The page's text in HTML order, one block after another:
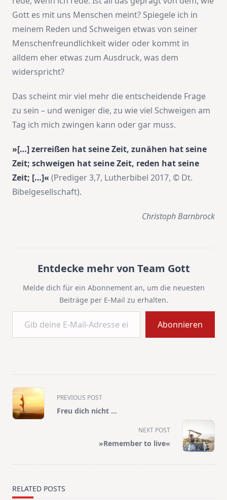
Gott es mit uns Menschen meint? Spiegele ich in
meinem Reden und Schweigen etwas von seiner
Menschenfreundlichkeit wider oder kommt in
alldem eher etwas zum Ausdruck, was dem
widerspricht?
Das scheint mir viel mehr die entscheidende Frage
zu sein – und weniger die, zu wie viel Schweigen am
Tag ich mich zwingen kann oder gar muss.
»[…] zerreißen hat seine Zeit, zunähen hat seine
Zeit; schweigen hat seine Zeit, reden hat seine
Zeit; […]« (Prediger 3,7, Lutherbibel 2017, © Dt.
Bibelgesellschaft).
Christoph Barnbrock
Entdecke mehr von Team Gott
Melde dich für ein Abonnement an, um die neuesten
Beiträge per E-Mail zu erhalten.
Gib deine E-Mail-Adresse ein ...
Abonnieren
<span
class="nav-
subtitle
PREVIOUS POST
Freu dich nicht …
NEXT POST
»Remember to live«
RELATED POSTS